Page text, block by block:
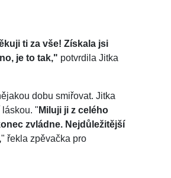
ti za vše! Získala jsi
je to tak," potvrdila Jitka
dobu smiřovat. Jitka
" Miluji ji z celého
zvládne. Nejdůležitější
" řekla zpěvačka pro